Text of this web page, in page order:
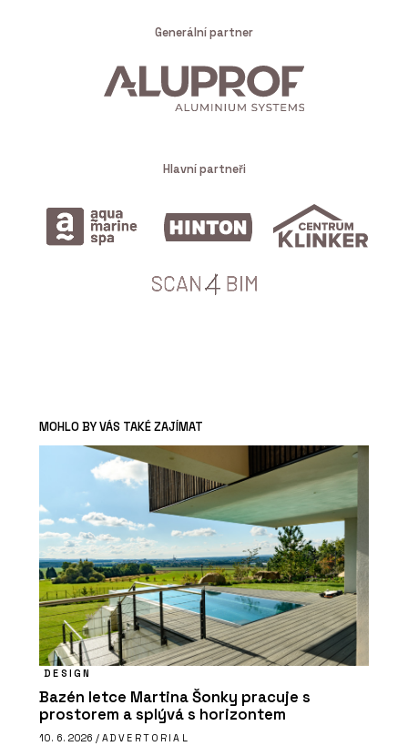
Generální partner
Hlavní partneři
MOHLO BY VÁS TAKÉ ZAJÍMAT
DESIGN
Bazén letce Martina Šonky pracuje s
prostorem a splývá s horizontem
10. 6. 2026 / ADVERTORIAL